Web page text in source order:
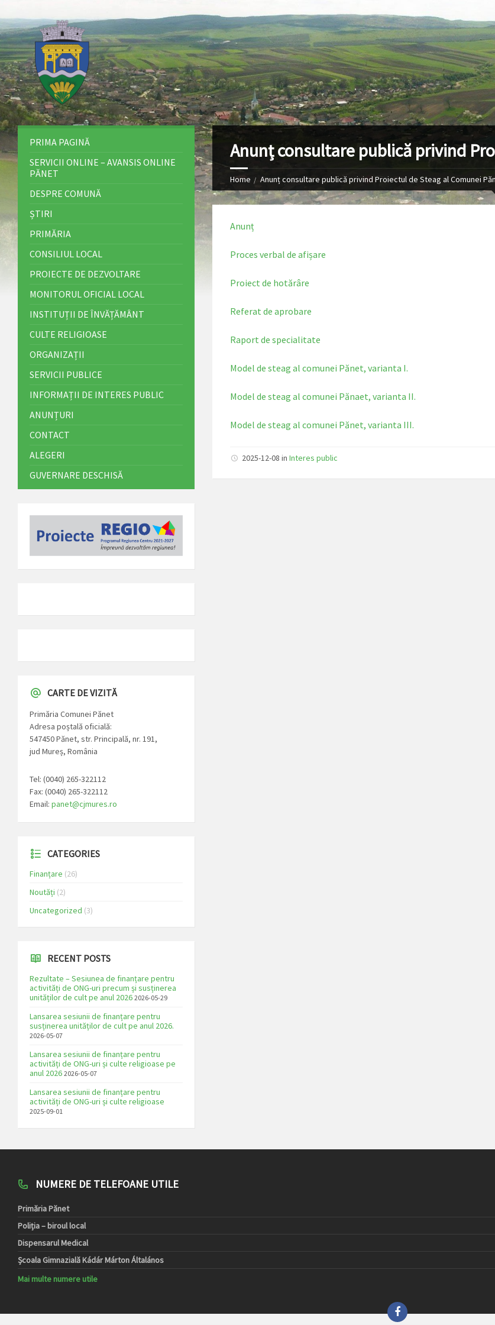
Anunț consultare publică privind
Home Anunț consultare publică privind Proiectul de Steag al Comunei
Anunț
Proces verbal de afișare
Proiect de hotărâre
Referat de aprobare
Raport de specialitate
Model de steag al comunei Pănet, varianta I.
Model de steag al comunei Pănaet, varianta II.
Model de steag al comunei Pănet, varianta III.
2025-12-08 in Interes public
PRIMA PAGINĂ
SERVICII ONLINE – AVANSIS ONLINE
PĂNET
DESPRE COMUNĂ
ȘTIRI
PRIMĂRIA
CONSILIUL LOCAL
PROIECTE DE DEZVOLTARE
MONITORUL OFICIAL LOCAL
INSTITUȚII DE ÎNVĂȚĂMÂNT
CULTE RELIGIOASE
ORGANIZAȚII
SERVICII PUBLICE
INFORMAȚII DE INTERES PUBLIC
ANUNȚURI
CONTACT
ALEGERI
GUVERNARE DESCHISĂ
CARTE DE VIZITĂ
Primăria Comunei Pănet
Adresa poștală oficială:
547450 Pănet, str. Principală, nr. 191,
jud Mureș, România
Tel: (0040) 265-322112
Fax: (0040) 265-322112
Email: panet@cjmures.ro
CATEGORIES
Finanțare (26)
Noutăți (2)
Uncategorized (3)
RECENT POSTS
Rezultate – Sesiunea de finanțare pentru
activități de ONG-uri precum și susținerea
unităților de cult pe anul 2026 2026-05-29
Lansarea sesiunii de finanțare pentru
susținerea unităților de cult pe anul 2026.
2026-05-07
Lansarea sesiunii de finanțare pentru
activități de ONG-uri și culte religioase pe
anul 2026 2026-05-07
Lansarea sesiunii de finanțare pentru
activități de ONG-uri și culte religioase
2025-09-01
NUMERE DE TELEFOANE UTILE
Primăria Pănet
Poliția – biroul local
Dispensarul Medical
Școala Gimnazială Kádár Márton Általános
Mai multe numere utile